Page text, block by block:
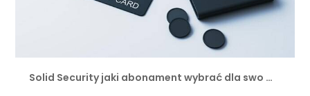
Solid Security jaki abonament wybrać dla swo …